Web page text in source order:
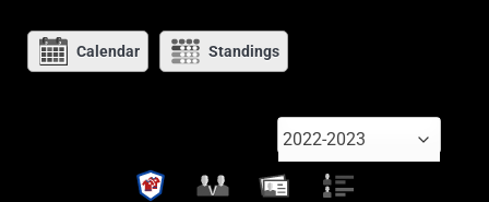
Calendar Standings
2022-2023